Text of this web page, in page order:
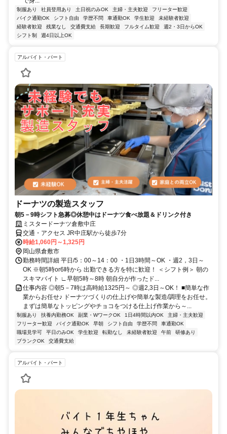
制服あり 社員登用あり 土日祝のみOK 主婦・主夫歓迎
フリーター歓迎
バイク通勤OK
シフト自由 学歴不問 車通勤OK 学生歓迎
未経験者歓迎
経験者歓迎
残業なし 交通費支給 長期歓迎 フルタイム歓迎
週2・3日からOK
シフト制
週4日以上OK
アルバイト・パート
ドーナツの製造スタッフ
朝5－9時シフト急募◎休憩中はドーナツ食べ放題＆ドリンク付き
ミスタードーナツ倉敷中庄
交通・アクセス JR中庄駅から徒歩7分
時給1,060円～1,325円
岡山県倉敷市
勤務時間詳細 平日/5：00～14：00 ・1日3時間～OK ・週2，3日～
OK ※朝5時or6時から 出勤できる方を特に歓迎！ ＜シフト例＞ 朝の
スキマバイト ∟早朝5時～8時 朝自分が作ったド...
仕事内容 ◎朝5－7時は高時給1325円～ ◎週2,3日～OK！ ■簡単な作
業からお任せ♪ ドーナツづくりの仕上げや簡単な製造/調理をお任せ。
まずは簡単なトッピングやチョコをつける仕上げ作業から～...
制服あり 扶養内勤務OK 副業・WワークOK 1日4時間以内OK
主婦・主夫歓迎
フリーター歓迎
バイク通勤OK 早朝 シフト自由 学歴不問
車通勤OK
職場見学可
平日のみOK 学生歓迎 転勤なし 未経験者歓迎 午前
研修あり
ブランクOK
交通費支給
アルバイト・パート